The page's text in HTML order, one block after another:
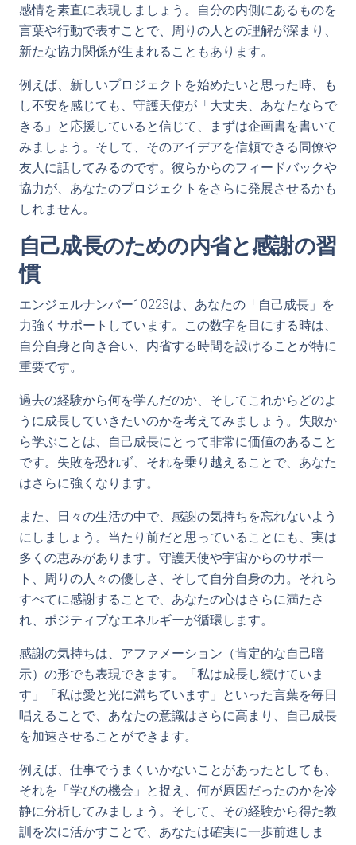
感情を素直に表現しましょう。自分の内側にあるものを
言葉や行動で表すことで、周りの人との理解が深まり、
新たな協力関係が生まれることもあります。
例えば、新しいプロジェクトを始めたいと思った時、も
し不安を感じても、守護天使が「大丈夫、あなたならで
きる」と応援していると信じて、まずは企画書を書いて
みましょう。そして、そのアイデアを信頼できる同僚や
友人に話してみるのです。彼らからのフィードバックや
協力が、あなたのプロジェクトをさらに発展させるかも
しれません。
自己成長のための内省と感謝の習
慣
エンジェルナンバー10223は、あなたの「自己成長」を
力強くサポートしています。この数字を目にする時は、
自分自身と向き合い、内省する時間を設けることが特に
重要です。
過去の経験から何を学んだのか、そしてこれからどのよ
うに成長していきたいのかを考えてみましょう。失敗か
ら学ぶことは、自己成長にとって非常に価値のあること
です。失敗を恐れず、それを乗り越えることで、あなた
はさらに強くなります。
また、日々の生活の中で、感謝の気持ちを忘れないよう
にしましょう。当たり前だと思っていることにも、実は
多くの恵みがあります。守護天使や宇宙からのサポー
ト、周りの人々の優しさ、そして自分自身の力。それら
すべてに感謝することで、あなたの心はさらに満たさ
れ、ポジティブなエネルギーが循環します。
感謝の気持ちは、アファメーション（肯定的な自己暗
示）の形でも表現できます。「私は成長し続けていま
す」「私は愛と光に満ちています」といった言葉を毎日
唱えることで、あなたの意識はさらに高まり、自己成長
を加速させることができます。
例えば、仕事でうまくいかないことがあったとしても、
それを「学びの機会」と捉え、何が原因だったのかを冷
静に分析してみましょう。そして、その経験から得た教
訓を次に活かすことで、あなたは確実に一歩前進しま